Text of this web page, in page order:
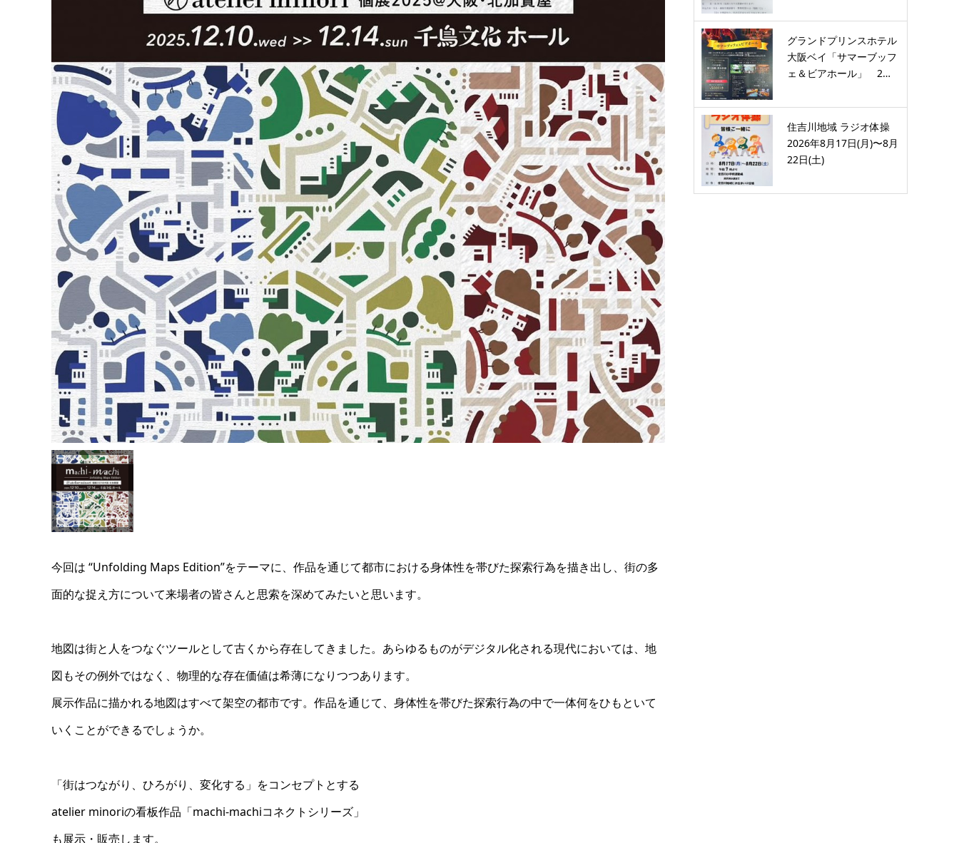
今回は “Unfolding Maps Edition”をテーマに、作品を通じて都市における身体性を帯びた探索行為を描き出し、街の多
面的な捉え方について来場者の皆さんと思索を深めてみたいと思います。
地図は街と人をつなぐツールとして古くから存在してきました。あらゆるものがデジタル化される現代においては、地
図もその例外ではなく、物理的な存在価値は希薄になりつつあります。
展示作品に描かれる地図はすべて架空の都市です。作品を通じて、身体性を帯びた探索行為の中で一体何をひもといて
いくことができるでしょうか。
「街はつながり、ひろがり、変化する」をコンセプトとする
atelier minoriの看板作品「machi-machiコネクトシリーズ」
も展示・販売します。
グランドプリンスホテル
大阪ベイ「サマーブッフ
ェ＆ビアホール」 2…
住吉川地域 ラジオ体操
2026年8月17日(月)〜8月
22日(土)